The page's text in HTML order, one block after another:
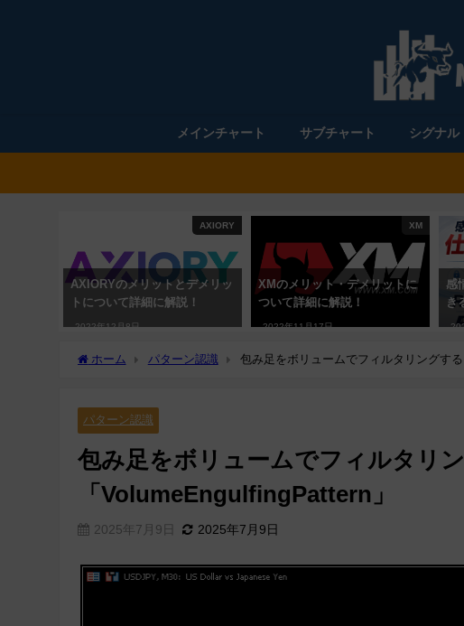
メインチャート サブチャート シグナル
AXIORY
AXIORYのメリットとデメリッ
トについて詳細に解説！
2022年12月8日
XM
XMのメリット・デメリットに
ついて詳細に解説！
2022年11月17日
感
き
ホーム パターン認識 包み足をボリュームでフィルタリングす
パターン認識
包み足をボリュームでフィルタリ
「VolumeEngulfingPattern」
2025年7月9日 2025年7月9日